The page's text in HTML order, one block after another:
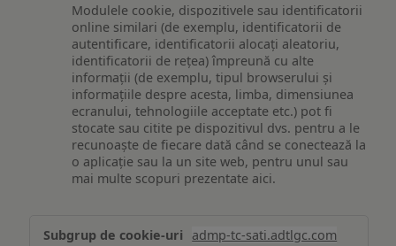
Modulele cookie, dispozitivele sau identificatorii
online similari (de exemplu, identificatorii de
autentificare, identificatorii alocați aleatoriu,
identificatorii de rețea) împreună cu alte
informații (de exemplu, tipul browserului și
informațiile despre acesta, limba, dimensiunea
ecranului, tehnologiile acceptate etc.) pot fi
stocate sau citite pe dispozitivul dvs. pentru a le
recunoaște de fiecare dată când se conectează la
o aplicație sau la un site web, pentru unul sau
mai multe scopuri prezentate aici.
admp-tc-sati.adtlgc.com